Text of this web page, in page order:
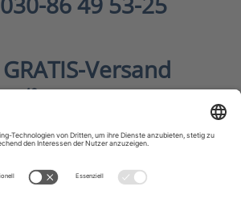
GRATIS-Versand
40
Sicher dank SSL